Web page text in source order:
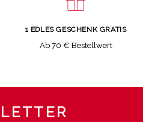
1 EDLES GESCHENK GRATIS
Ab 70 € Bestellwert